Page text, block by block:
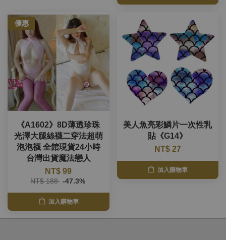
優惠
《A1602》8D薄透珍珠
光澤大腿絲襪二穿法超萌
泡泡襪 全館現貨24小時
台灣出貨魔法戀人
NT$ 99
NT$ 188 -47.3%
加入購物車
美人魚亮彩鱗片一次性乳
貼《G14》
NT$ 27
加入購物車